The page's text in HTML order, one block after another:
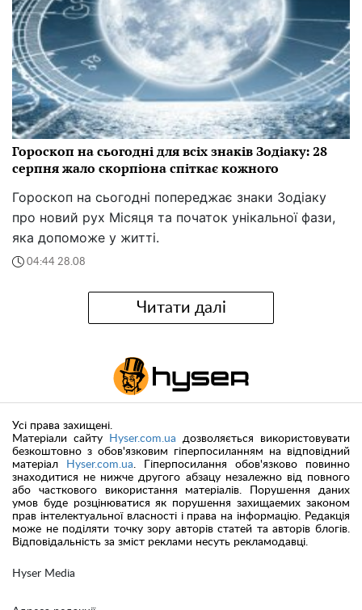
Гороскоп на сьогодні для всіх знаків Зодіаку: 28
серпня жало скорпіона спіткає кожного
Гороскоп на сьогодні попереджає знаки Зодіаку
про новий рух Місяця та початок унікальної фази,
яка допоможе у житті.
04:44 28.08
Читати далі
Hyser Media
Усі права захищені.
Матеріали сайту
Hyser.com.ua дозволяється використовувати
безкоштовно з обов'язковим гіперпосиланням на відповідний
матеріал
Hyser.com.ua. Гіперпосилання обов'язково повинно
знаходитися не нижче другого абзацу незалежно від повного
або часткового використання матеріалів. Порушення даних
умов буде розцінюватися як порушення захищаемих законом
прав інтелектуальної власності і права на інформацію. Редакція
може не поділяти точку зору авторів статей та авторів блогів.
Відповідальність за зміст реклами несуть рекламодавці.